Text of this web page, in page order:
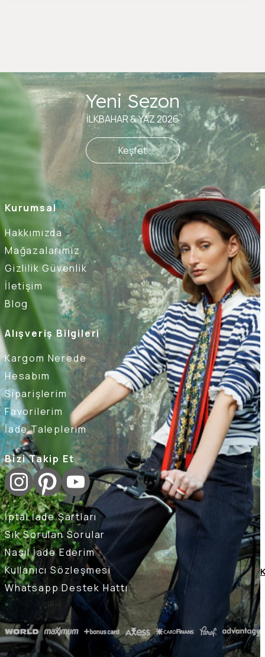
Kurumsal
Hakkımızda
Mağazalarımız
Gizlilik Güvenlik
İletişim
Blog
Alışveriş Bilgileri
Kargom Nerede
Hesabım
Siparişlerim
Favorilerim
İade Taleplerim
Bizi Takip Et
İptal İade Şartları
Sık Sorulan Sorular
Nasıl İade Ederim
Kullanıcı Sözleşmesi
Whatsapp Destek Hattı
Yeni Sezon
İLKBAHAR & YAZ 2026
Keşfet